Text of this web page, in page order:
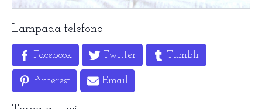
Lampada telefono
Facebook Twitter Tumblr
Pinterest Email